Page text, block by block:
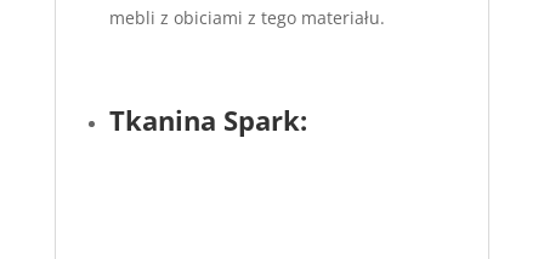
mebli z obiciami z tego materiału.
Tkanina Spark: